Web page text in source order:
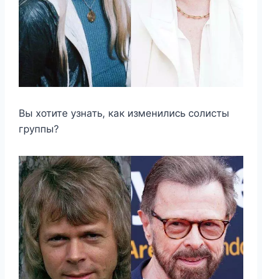
Вы хотите узнать, как изменились солисты
группы?